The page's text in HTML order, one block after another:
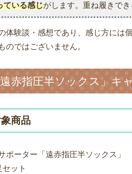
ている感じがします。重ね履きで
験談・感想であり、感じ方には個
のではございません。
赤指圧半ソックス」キ
商品
ーター「遠赤指圧半ソックス」
ット